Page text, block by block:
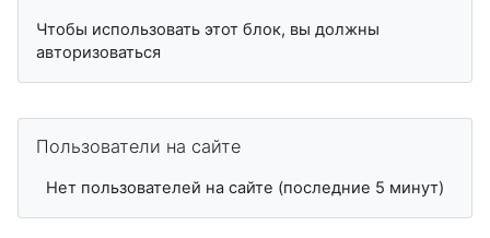
Чтобы использовать этот блок, вы должны
авторизоваться
Пользователи на сайте
Нет пользователей на сайте (последние 5 минут)